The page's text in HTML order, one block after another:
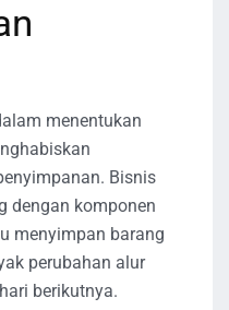
menentukan
Bisnis
dengan komponen
menyimpan barang
perubahan alur
berikutnya.